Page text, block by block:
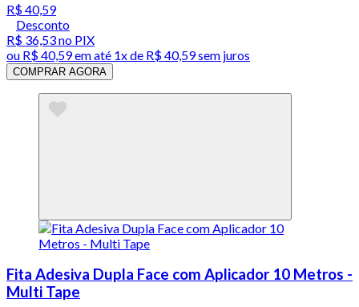
R$ 40,59
Desconto
R$ 36,53no PIX
ou R$ 40,59em até 1x de R$ 40,59sem juros
COMPRAR AGORA
Fita Adesiva Dupla Face com Aplicador 10 Metros -
Multi Tape